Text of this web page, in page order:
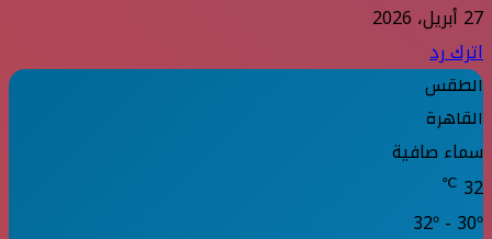
27 أبريل، 2026
اترك رد
الطقس
القاهرة
سماء صافية
32
℃
32º - 30º